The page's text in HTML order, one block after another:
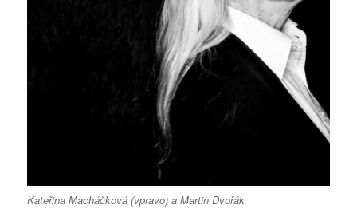
Kateřina Macháčková (vpravo) a Martin Dvořák